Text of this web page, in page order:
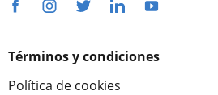
Términos y condiciones
Política de cookies